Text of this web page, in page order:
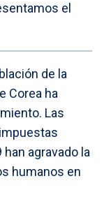
el
de la
Corea ha
Las
agravado la
humanos en